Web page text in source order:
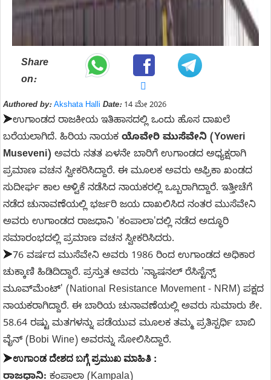
Share
on:
Authored by: Akshata Halli Date:14 ಮೇ 2026
➤ಉಗಾಂಡದ ರಾಜಕೀಯ ಇತಿಹಾಸದಲ್ಲಿ ಒಂದು ಹೊಸ ದಾಖಲೆ
ಬರೆಯಲಾಗಿದೆ. ಹಿರಿಯ ನಾಯಕ ಯೊವೇರಿ ಮುಸೆವೇನಿ (Yoweri
Museveni) ಅವರು ಸತತ ಏಳನೇ ಬಾರಿಗೆ ಉಗಾಂಡದ ಅಧ್ಯಕ್ಷರಾಗಿ
ಪ್ರಮಾಣ ವಚನ ಸ್ವೀಕರಿಸಿದ್ದಾರೆ. ಈ ಮೂಲಕ ಅವರು ಆಫ್ರಿಕಾ ಖಂಡದ
ಸುದೀರ್ಘ ಕಾಲ ಆಳ್ವಿಕೆ ನಡೆಸಿದ ನಾಯಕರಲ್ಲಿ ಒಬ್ಬರಾಗಿದ್ದಾರೆ. ಇತ್ತೀಚೆಗೆ
ನಡೆದ ಚುನಾವಣೆಯಲ್ಲಿ ಭರ್ಜರಿ ಜಯ ದಾಖಲಿಸಿದ ನಂತರ ಮುಸೆವೇನಿ
ಅವರು ಉಗಾಂಡದ ರಾಜಧಾನಿ 'ಕಂಪಾಲಾ'ದಲ್ಲಿ ನಡೆದ ಅದ್ಧೂರಿ
ಸಮಾರಂಭದಲ್ಲಿ ಪ್ರಮಾಣ ವಚನ ಸ್ವೀಕರಿಸಿದರು.
➤76 ವರ್ಷದ ಮುಸೆವೇನಿ ಅವರು 1986 ರಿಂದ ಉಗಾಂಡದ ಅಧಿಕಾರ
ಚುಕ್ಕಾಣಿ ಹಿಡಿದಿದ್ದಾರೆ. ಪ್ರಸ್ತುತ ಅವರು 'ನ್ಯಾಷನಲ್ ರೆಸಿಸ್ಟೆನ್ಸ್
ಮೂವ್‌ಮೆಂಟ್' (National Resistance Movement - NRM) ಪಕ್ಷದ
ನಾಯಕರಾಗಿದ್ದಾರೆ. ಈ ಬಾರಿಯ ಚುನಾವಣೆಯಲ್ಲಿ ಅವರು ಸುಮಾರು ಶೇ.
58.64 ರಷ್ಟು ಮತಗಳನ್ನು ಪಡೆಯುವ ಮೂಲಕ ತಮ್ಮ ಪ್ರತಿಸ್ಪರ್ಧಿ ಬಾಬಿ
ವೈನ್ (Bobi Wine) ಅವರನ್ನು ಸೋಲಿಸಿದ್ದಾರೆ.
➤ಉಗಾಂಡ ದೇಶದ ಬಗ್ಗೆ ಪ್ರಮುಖ ಮಾಹಿತಿ :